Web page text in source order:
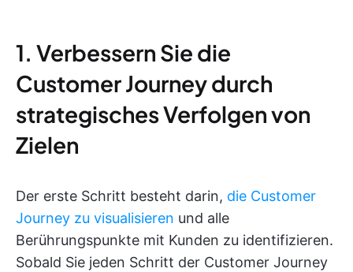
1. Verbessern Sie die
Customer Journey durch
strategisches Verfolgen von
Zielen
Der erste Schritt besteht darin, die Customer
Journey zu visualisieren und alle
Berührungspunkte mit Kunden zu identifizieren.
Sobald Sie jeden Schritt der Customer Journey